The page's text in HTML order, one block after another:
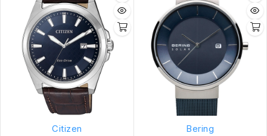
Citizen
Bering